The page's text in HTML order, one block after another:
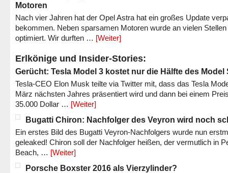
Motoren
Nach vier Jahren hat der Opel Astra hat ein großes Update
bekommen. Neben sparsamen Motoren wurde an vielen Stellen
optimiert. Wir durften … [Weiter]
Erlkönige und Insider-Stories:
Gerücht: Tesla Model 3 kostet nur die Hälfte des Model
Tesla-CEO Elon Musk teilte via Twitter mit, dass das Tesla
März nächsten Jahres präsentiert wird und dann bei einem
35.000 Dollar … [Weiter]
Bugatti Chiron: Nachfolger des Veyron wird noch
Ein erstes Bild des Bugatti Veyron-Nachfolgers wurde nun
geleaked! Chiron soll der Nachfolger heißen, der vermutlich in
Beach, … [Weiter]
Porsche Boxster 2016 als Vierzylinder?